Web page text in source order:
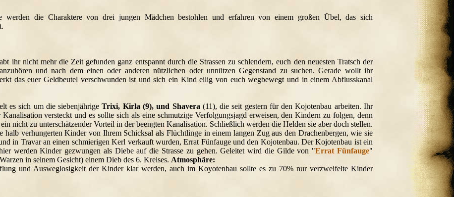
werden die Charaktere von drei jungen Mädchen bestohlen und erfahren von einem großen Übel, das sich
ihr nicht mehr die Zeit gefunden ganz entspannt durch die Strassen zu schlendern, euch den neuesten Tratsch der
und nach dem einen oder anderen nützlichen oder unnützen Gegenstand zu suchen. Gerade wollt ihr
das euer Geldbeutel verschwunden ist und sich ein Kind eilig von euch wegbewegt und in einem Abflusskanal
es sich um die siebenjährigeTrixi, Kirla (9), und Shavera (11), die seit gestern für den Kojotenbau arbeiten. Ihr
versteckt und es sollte sich als eine schmutzige Verfolgungsjagd erweisen, den Kindern zu folgen, denn
nicht zu unterschätzender Vorteil in der beengten Kanalisation. Schließlich werden die Helden sie aber doch stellen.
halb verhungerten Kinder von Ihrem Schicksal als Flüchtlinge in einem langen Zug aus den Drachenbergen, wie sie
in Travar an einen schmierigen Kerl verkauft wurden, Errat Fünfauge und den Kojotenbau. Der Kojotenbau ist ein
werden Kinder gezwungen als Diebe auf die Strasse zu gehen. Geleitet wird die Gilde von "Errat Fünfauge"
in seinem Gesicht) einem Dieb des 6. Kreises. Atmosphäre:
und Ausweglosigkeit der Kinder klar werden, auch im Koyotenbau sollte es zu 70% nur verzweifelte Kinder